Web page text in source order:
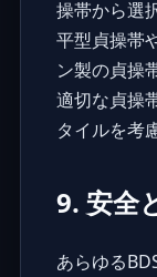
操帯から選
平型貞操帯
ン製の貞操
適切な貞操
タイルを考
9. 安全
あらゆる